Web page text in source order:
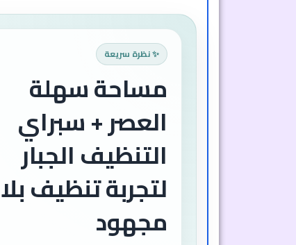
✨ نظرة سريعة
مساحة سهلة
العصر + سبراي
التنظيف الجبار
لتجربة تنظيف بلا
مجهود